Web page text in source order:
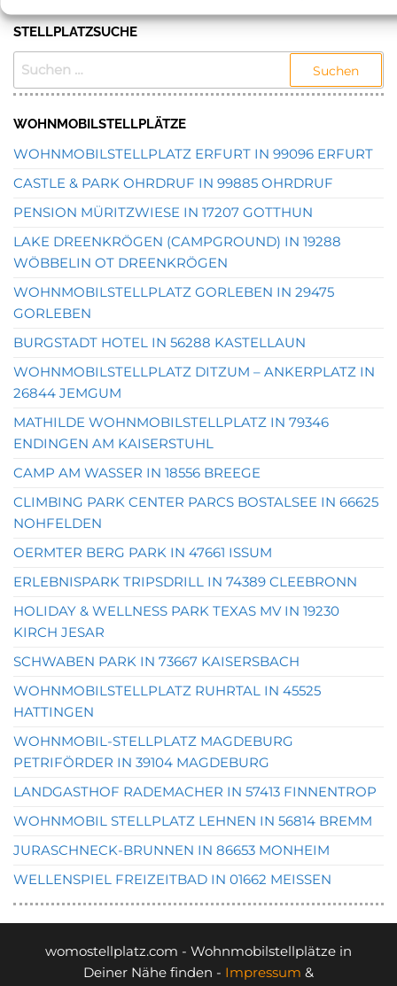
STELLPLATZSUCHE
SUCHEN
WOHNMOBILSTELLPLÄTZE
WOHNMOBILSTELLPLATZ ERFURT IN 99096 ERFURT
CASTLE & PARK OHRDRUF IN 99885 OHRDRUF
PENSION MÜRITZWIESE IN 17207 GOTTHUN
LAKE DREENKRÖGEN (CAMPGROUND) IN 19288
WÖBBELIN OT DREENKRÖGEN
WOHNMOBILSTELLPLATZ GORLEBEN IN 29475
GORLEBEN
BURGSTADT HOTEL IN 56288 KASTELLAUN
WOHNMOBILSTELLPLATZ DITZUM – ANKERPLATZ IN
26844 JEMGUM
MATHILDE WOHNMOBILSTELLPLATZ IN 79346
ENDINGEN AM KAISERSTUHL
CAMP AM WASSER IN 18556 BREEGE
CLIMBING PARK CENTER PARCS BOSTALSEE IN 66625
NOHFELDEN
OERMTER BERG PARK IN 47661 ISSUM
ERLEBNISPARK TRIPSDRILL IN 74389 CLEEBRONN
HOLIDAY & WELLNESS PARK TEXAS MV IN 19230
KIRCH JESAR
SCHWABEN PARK IN 73667 KAISERSBACH
WOHNMOBILSTELLPLATZ RUHRTAL IN 45525
HATTINGEN
WOHNMOBIL-STELLPLATZ MAGDEBURG
PETRIFÖRDER IN 39104 MAGDEBURG
LANDGASTHOF RADEMACHER IN 57413 FINNENTROP
WOHNMOBIL STELLPLATZ LEHNEN IN 56814 BREMM
JURASCHNECK-BRUNNEN IN 86653 MONHEIM
WELLENSPIEL FREIZEITBAD IN 01662 MEISSEN
womostellplatz.com - Wohnmobilstellplätze in
Deiner Nähe finden - Impressum &